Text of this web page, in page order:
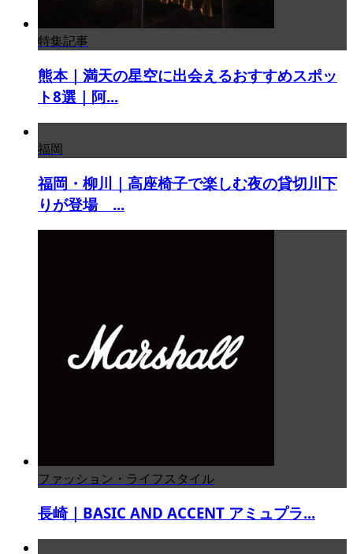
特集記事
熊本｜満天の星空に出会えるおすすめスポッ
ト8選｜阿...
福岡
福岡・柳川｜高座椅子で楽しむ夜の貸切川下
りが登場 ...
ファッション・ライフスタイル
長崎｜BASIC AND ACCENT アミュプラ...